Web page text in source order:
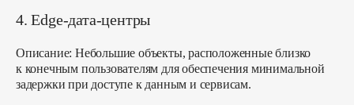
4. Edge-дата-центры
Описание: Небольшие объекты, расположенные близко
к конечным пользователям для обеспечения минимальной
задержки при доступе к данным и сервисам.